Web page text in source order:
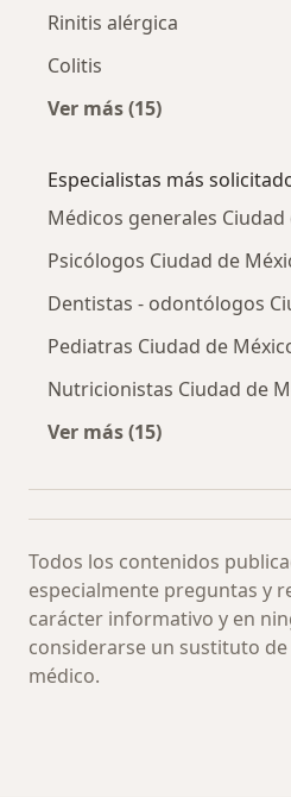
Rinitis alérgica
Colitis
Ver más (15)
Especialistas más
Médicos generales Ciudad
Psicólogos Ciudad de
Dentistas - odontólogos
Pediatras Ciudad de
Nutricionistas Ciudad de
Ver más (15)
Todos los contenidos
especialmente preguntas y
carácter informativo y en
considerarse un sustituto
médico.